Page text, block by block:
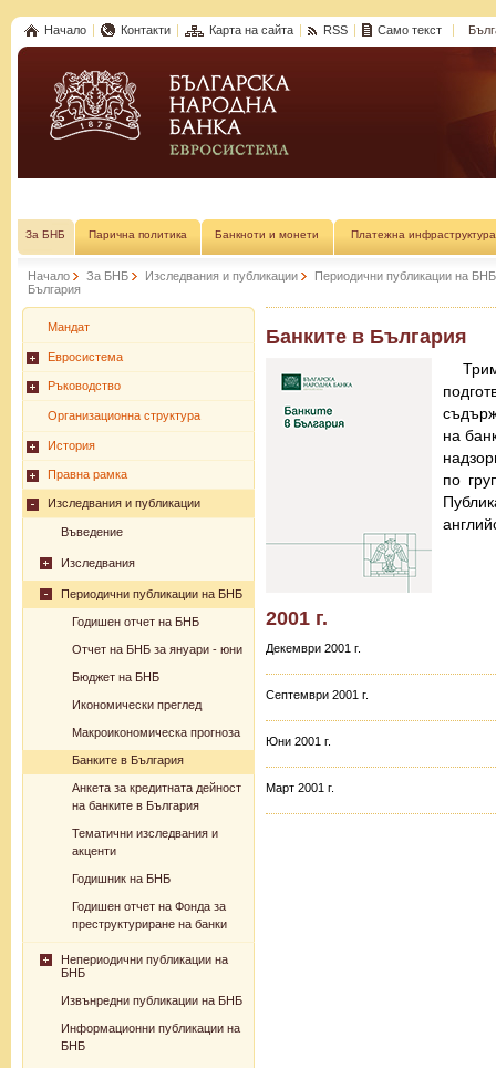
Начало Контакти Карта на сайта RSS Само текст
За БНБ Парична политика Банкноти и монети Платежна инфраструктура
Начало За БНБ Изследвания и публикации
Периодични публикации на БНБ
България
Мандат
Евросистема
Ръководство
Организационна структура
История
Правна рамка
Изследвания и публикации
Въведение
Изследвания
Периодични публикации на БНБ
Годишен отчет на БНБ
Отчет на БНБ за януари - юни
Бюджет на БНБ
Икономически преглед
Макроикономическа прогноза
Банките в България
Анкета за кредитната дейност
на банките в България
Тематични изследвания и
акценти
Годишник на БНБ
Годишен отчет на Фонда за
преструктуриране на банки
Непериодични публикации на
БНБ
Извънредни публикации на БНБ
Информационни публикации на
БНБ
Банките в България
на
по
2001 г.
Декември 2001 г.
Септември 2001 г.
Юни 2001 г.
Март 2001 г.